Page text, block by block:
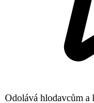
Odolává hlodavcům a